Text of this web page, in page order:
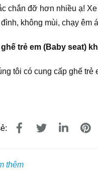
chắn đỡ hơn nhiều ạ!
không mùi, chạy êm
trẻ em (Baby seat)
tôi có cung cấp ghế
thêm